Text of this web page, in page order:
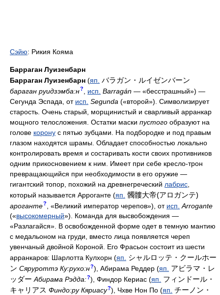
Сэйю: Рикия Кояма
Барраган Луизенбарн
Барраган Луизенбарн (яп. バラガン・ルイゼンバーン
бараган руидзэмба:н? исп. Barragán — «бесстрашный») —
Сегунда Эспада, от исп. Segunda («второй»). Символизирует
старость. Очень старый, морщинистый и сварливый арранкар
мощного телосложения. Остатки маски пустого образуют на
голове корону с пятью зубцами. На подбородке и под правым
глазом находятся шрамы. Обладает способностью локально
контролировать время и состаривать кости своих противников
одним прикосновением к ним. Имеет при себе кресло-трон
превращающийся при необходимости в его оружие —
гигантский топор, похожий на древнегреческий лабрис
который называется Арроганте (яп. 髑髏大帝(アロガンテ)
ароганте? , «Великий император черепов»), от исп. Arrogante
(«высокомерный»). Команда для высвобождения —
«Разлагайся». В освобожденной форме одет в темную мантию
с медальоном на груди, вместо лица появляется череп
увенчаный двойной Короной. Его Фрасьон состоит из шести
арранкаров: Шарлотта Кулхорн (яп.
シャルロッテ・クールホー
ン Сяруроттэ Ку:рухо:н?), Абирама Реддер (яп.
アビラマ・レ
ッダー Абирама Рэдда:?), Финдор Кериас (яп.
フィンドール・
キャリアス Финдо:ру Кяриасу?), Чхве Нон По (яп. チーノン・